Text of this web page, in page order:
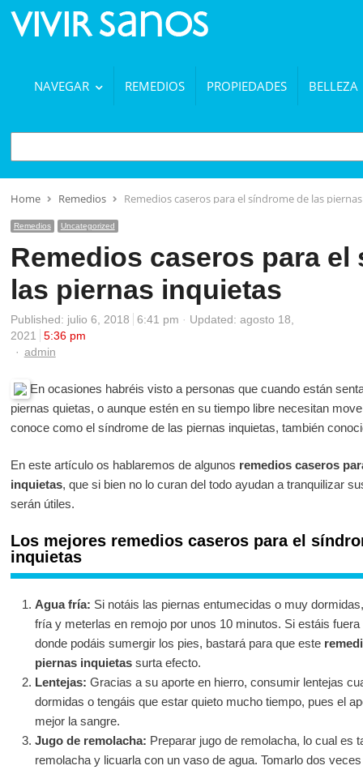
NAVEGAR REMEDIOS PROPIEDADES BELLEZA
BUSCAR
Home Remedios Remedios caseros para el síndrome de las
Remedios Uncategorized
Remedios caseros para el
las piernas inquietas
Published: julio 6, 2018 6:41 pm
Updated: agosto 18,
2021
5:36 pm
Author
admin
En ocasiones habréis visto a personas que cuando están
piernas quietas, o aunque estén en su tiempo libre necesitan
conoce como el síndrome de las piernas inquietas, también
En este artículo os hablaremos de algunos remedios caseros
inquietas, que si bien no lo curan del todo ayudan a tranquilizar
serán útiles.
Los mejores remedios caseros para el
inquietas
Agua fría: Si notáis las piernas entumecidas o muy
fría y meterlas en remojo por unos 10 minutos. Si estáis
donde podáis sumergir los pies, bastará para que este
piernas inquietassurta efecto.
Lentejas: Gracias a su aporte en hierro, consumir lentejas
dormidas o tengáis que estar quieto mucho tiempo, pues el
mejor la sangre.
Jugo de remolacha: Preparar jugo de remolacha, lo cual es
remolacha y licuarla con un vaso de agua. Tomarlo dos